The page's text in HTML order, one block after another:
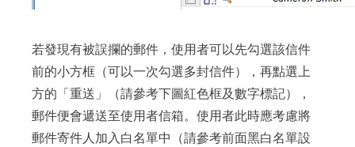
若發現有被誤攔的郵件，使用者可以先勾選該信件
前的小方框（可以一次勾選多封信件），再點選上
方的「重送」（請參考下圖紅色框及數字標記），
郵件便會遞送至使用者信箱。使用者此時應考慮將
郵件寄件人加入白名單中（請參考前面黑白名單設